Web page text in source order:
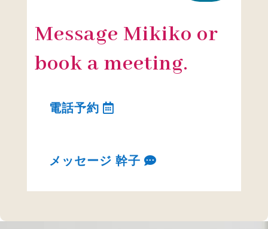
Message Mikiko or
book a meeting.
電話予約
メッセージ 幹子